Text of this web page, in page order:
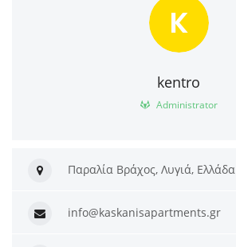
K
kentro
Administrator
Παραλία Βράχος, Λυγιά, Ελλάδα
info@kaskanisapartments.gr